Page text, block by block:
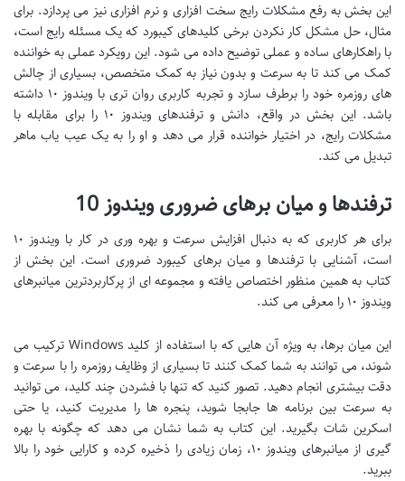
این بخش به رفع مشکلات رایج سخت افزاری و نرم افزاری نیز می پردازد. برای
مثال، حل مشکل کار نکردن برخی کلیدهای کیبورد که یک مسئله رایج است،
با راهکارهای ساده و عملی توضیح داده می شود. این رویکرد عملی به خواننده
کمک می کند تا به سرعت و بدون نیاز به کمک متخصص، بسیاری از چالش
های روزمره خود را برطرف سازد و تجربه کاربری روان تری با ویندوز ۱۰ داشته
باشد. این بخش در واقع، دانش و ترفندهای ویندوز ۱۰ را برای مقابله با
مشکلات رایج، در اختیار خواننده قرار می دهد و او را به یک عیب یاب ماهر
تبدیل می کند.
ترفندها و میان برهای ضروری ویندوز 10
برای هر کاربری که به دنبال افزایش سرعت و بهره وری در کار با ویندوز ۱۰
است، آشنایی با ترفندها و میان برهای کیبورد ضروری است. این بخش از
کتاب به همین منظور اختصاص یافته و مجموعه ای از پرکاربردترین میانبرهای
ویندوز ۱۰ را معرفی می کند.
این میان برها، به ویژه آن هایی که با استفاده از کلید Windows ترکیب می
شوند، می توانند به شما کمک کنند تا بسیاری از وظایف روزمره را با سرعت و
دقت بیشتری انجام دهید. تصور کنید که تنها با فشردن چند کلید، می توانید
به سرعت بین برنامه ها جابجا شوید، پنجره ها را مدیریت کنید، یا حتی
اسکرین شات بگیرید. این کتاب به شما نشان می دهد که چگونه با بهره
گیری از میانبرهای ویندوز ۱۰، زمان زیادی را ذخیره کرده و کارایی خود را بالا
ببرید.